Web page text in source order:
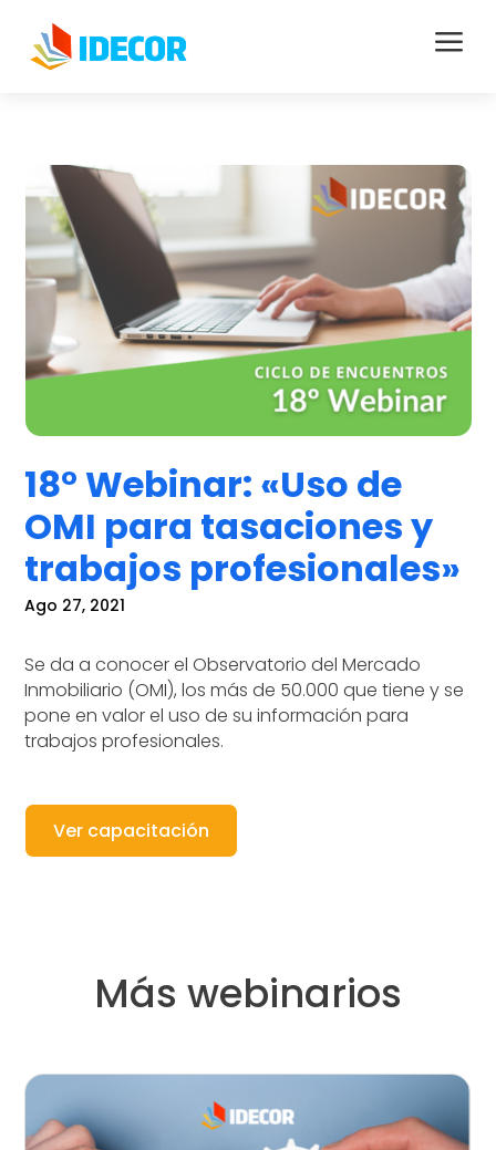
a
18° Webinar: «Uso de
OMI para tasaciones y
trabajos profesionales»
Ago 27, 2021
Se da a conocer el Observatorio del Mercado
Inmobiliario (OMI), los más de 50.000 que tiene y se
pone en valor el uso de su información para
trabajos profesionales.
Ver capacitación
Más webinarios